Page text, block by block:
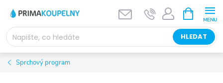
obsah
HLEDAT
NÁKUPNÍ
KOŠÍK
Sprchový program